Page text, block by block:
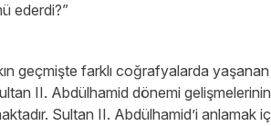
ederdi?”
geçmişte farklı coğrafyalarda
II. Abdülhamid dönemi
Sultan II. Abdülhamid’i anlamak